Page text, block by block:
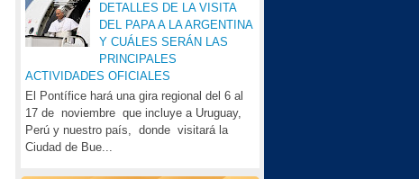
DETALLES DE LA VISITA
DEL PAPA A LA ARGENTINA
Y CUÁLES SERÁN LAS
PRINCIPALES
ACTIVIDADES OFICIALES
El Pontífice hará una gira regional del 6 al
17 de noviembre que incluye a Uruguay,
Perú y nuestro país, donde visitará la
Ciudad de Bue...